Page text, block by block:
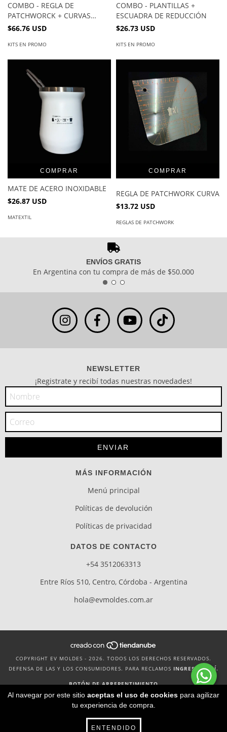
Al navegar por este sitio aceptas el uso de cookies para agilizar
tu experiencia de compra.
ENTENDIDO
COMBO - REGLA DE
PATCHWORCK + CURVAS
FRANCESAS
$66.76 USD
KITS EN PROMO
COMBO - PLANTILLAS +
ESCUADRA DE REDUCCIÓN
$26.73 USD
KITS EN PROMO
COMPRAR
MATE DE ACERO INOXIDABLE
$26.87 USD
MATEXTIL
REGLA DE PATCHWORK CURVA
$13.72 USD
REGLAS DE PATCHWORK
ENVÍOS GRATIS
En Argentina con tu compra de más de $50.000
NEWSLETTER
¡Registrate y recibí todas nuestras novedades!
MÁS INFORMACIÓN
Menú principal
Políticas de devolución
Políticas de privacidad
DATOS DE CONTACTO
+54 3512063313
Entre Ríos 510, Centro, Córdoba - Argentina
hola@evmoldes.com.ar
COPYRIGHT EV MOLDES - 2026. TODOS LOS DERECHOS RESERVADOS.
DEFENSA DE LAS Y LOS CONSUMIDORES. PARA RECLAMOS INGRESA AQUÍ.
BOTÓN DE ARREPENTIMIENTO